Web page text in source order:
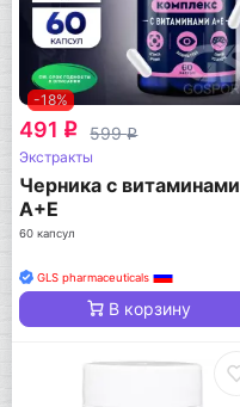
-18%
491 q 599q
Экстракты
Черника с витаминами
А+Е
60 капсул
GLS pharmaceuticals
В корзину